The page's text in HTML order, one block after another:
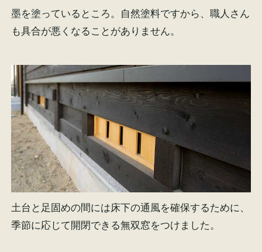
墨を塗っているところ。自然塗料ですから、職人さん
も具合が悪くなることがありません。
土台と足固めの間には床下の通風を確保するために、
季節に応じて開閉できる無双窓をつけました。